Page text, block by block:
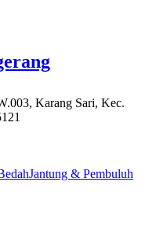
Karang Sari, Kec.
Jantung & Pembuluh